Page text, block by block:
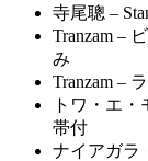
寺尾聰 –
Tranzam –
み
Tranzam –
トワ・エ
帯付
ナイアガラ